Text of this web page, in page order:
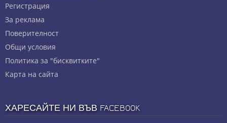
Регистрация
За реклама
Πoвepитeлнocт
Общи условия
Политика за "бисквитките"
Карта на сайта
ХАРЕСАЙТЕ НИ ВЪВ FACEBOOK